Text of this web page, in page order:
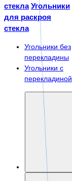
стекла Угольники
для раскроя
стекла
Угольники без
перекладины
Угольники с
перекладиной